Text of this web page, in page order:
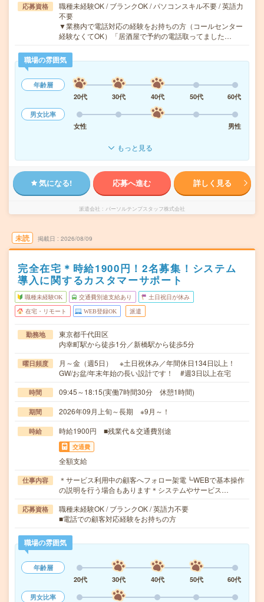
応募資格
職種未経験OK / ブランクOK / パソコンスキル不要 / 英語力
不要
▼業務内で電話対応の経験をお持ちの方（コールセンター
経験なくてOK）「居酒屋で予約の電話取ってました…
職場の雰囲気
年齢層
20代
30代 40代 50代
60代
男女比率
女性
男性
もっと見る
気になる! 応募へ進む 詳しく見る
派遣会社 パーソルテンプスタッフ株式会社
未読 掲載日 2026/08/09
完全在宅＊時給1900円！2名募集！システム
導入に関するカスタマーサポート
職種未経験OK 交通費別途支給あり 土日祝日が休み
在宅・リモート WEB登録OK 派遣
勤務地
東京都千代田区
内幸町駅から徒歩1分／新橋駅から徒歩5分
曜日頻度
月～金（週5日） ※土日祝休み／年間休日134日以上！
GW/お盆/年末年始の長い設計です！ #週3日以上在宅
時間 09:45～18:15(実働7時間30分 休憩1時間)
期間 2026年09月上旬～長期 ※9月～！
時給 時給1900円 ■残業代＆交通費別途
交通費
全額支給
仕事内容
＊サービス利用中の顧客へフォロー架電┗WEBで基本操作
の説明を行う場合もあります＊システムやサービス…
応募資格
職種未経験OK / ブランクOK / 英語力不要
■電話での顧客対応経験をお持ちの方
職場の雰囲気
年齢層
20代
30代 40代 50代
60代
男女比率